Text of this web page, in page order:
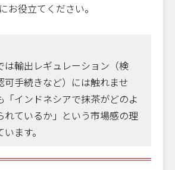
お役立てください。
は輸出レギュレーション（検
可手続きなど）には触れませ
「インドネシアで抹茶がどのよ
れているか」という市場感の理
ます。